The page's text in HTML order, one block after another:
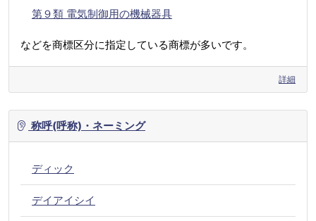
第９類 電気制御用の機械器具
などを商標区分に指定している商標が多いです。
詳細
称呼(呼称)・ネーミング
ディック
デイアイシイ